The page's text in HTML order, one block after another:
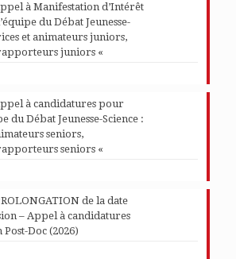
à Manifestation d’Intérêt
du Débat Jeunesse-
et animateurs juniors,
juniors «
à candidatures pour
du Débat Jeunesse-Science :
seniors,
seniors «
de la date
– Appel à candidatures
Doc (2026)